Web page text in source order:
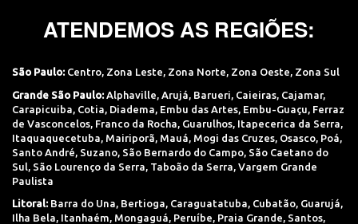
ATENDEMOS AS REGIÕES:
São Paulo: Centro, Zona Leste, Zona Norte, Zona Oeste, Zona Sul
Grande São Paulo: Alphaville Arujá Barueri Caieiras Cajamar,
Carapicuiba Cotia Diadema Embu das Artes Embu-Guaçu Ferraz
de Vasconcelos Franco da Rocha Guarulhos Itapecerica da Serra
Itaquaquecetuba Mairiporã Mauá Mogi das Cruzes Osasco Poá
Santo André Suzano São Bernardo do Campo São Caetano do
Sul São Lourenço da Serra Taboão da Serra Vargem Grande
Paulista
Litoral: Barra do Una, Bertioga, Caraguatatuba, Cubatão, Guarujá,
Ilha Bela, Itanhaém, Mongaguá, Peruíbe, Praia Grande, Santos,